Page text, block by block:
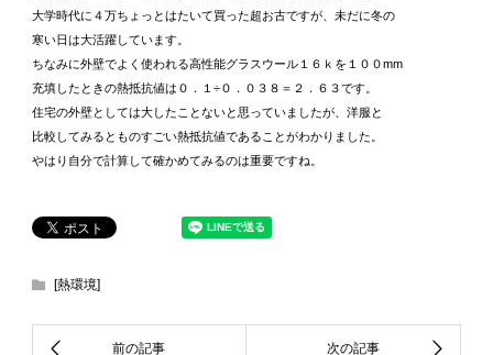
大学時代に４万ちょっとはたいて買った超お古ですが、未だに冬の
寒い日は大活躍しています。
ちなみに外壁でよく使われる高性能グラスウール１６ｋを１００mm
充填したときの熱抵抗値は０．１÷０．０３８＝２．６３です。
住宅の外壁としては大したことないと思っていましたが、洋服と
比較してみるとものすごい熱抵抗値であることがわかりました。
やはり自分で計算して確かめてみるのは重要ですね。
[熱環境]